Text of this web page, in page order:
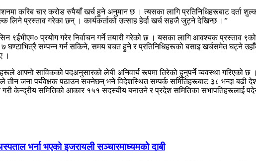
करिब चार करोड रुपैयाँ खर्च हुने अनुमान छ । त्यसका लागि प्रतिनिधिहरूबाट
लिने प्रस्ताव गरेका छन् । कार्यकर्ताको उत्साह हेर्दा खर्च सहजै जुट्ने देखिन्छ ।”
९ईभीएम० प्रयोग गरेर निर्वाचन गर्ने तयारी गरेको छ । यसका लागि आवश्यक प्रस्ताव
७ घण्टाभित्रै सम्पन्न गर्न सकिने, समय बचत हुने र प्रतिनिधिहरूको बसाइ खर्चसमेत घट्ने
।
आफ्नो साविकको पदअनुसारको लेबी अनिवार्य रूपमा तिरेको हुनुपर्ने व्यवस्था
जना पर्यवेक्षक पठाउन सक्नेछन् भने विदेशस्थित सम्पर्क समितिहरूबाट ३८ भन्दा बढी
गरी केन्द्रीय समितिको आकार १५१ सदस्यीय बनाउने र प्रदेश समितिका सभापतिहरूलाई
भर्ना भएको इजरायली सञ्चारमाध्यमको दाबी